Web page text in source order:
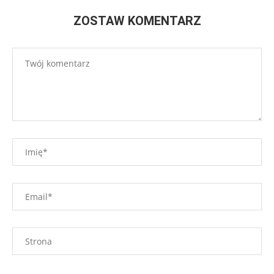
ZOSTAW KOMENTARZ